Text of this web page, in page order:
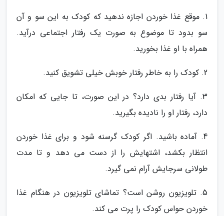
1. موقع غذا خوردن اجازه ندهید که کودک به این سو و آن
سو بدود تا موضوع به صورت یک رفتار اجتماعی درآید.
همراه با او غذا بخورید.
2. کودک را به خاطر رفتار خوبش خیلی تشویق کنید.
3. آیا رفتار بدی دارد؟ در این صورت، تا جایی که امکان
دارد، رفتار او را نادیده بگیرید.
4. آماده باشید. اگر کودک گرسنه شود و برای غذا خوردن
انتظار بکشد، اشتهایش را از دست می دهد و تا مدت
طولانی سرجایش آرام نمی گیرد.
5. تلویزیون روشن است؟ تماشای تلویزیون در هنگام غذا
خوردن حواس کودک را پرت می کند.